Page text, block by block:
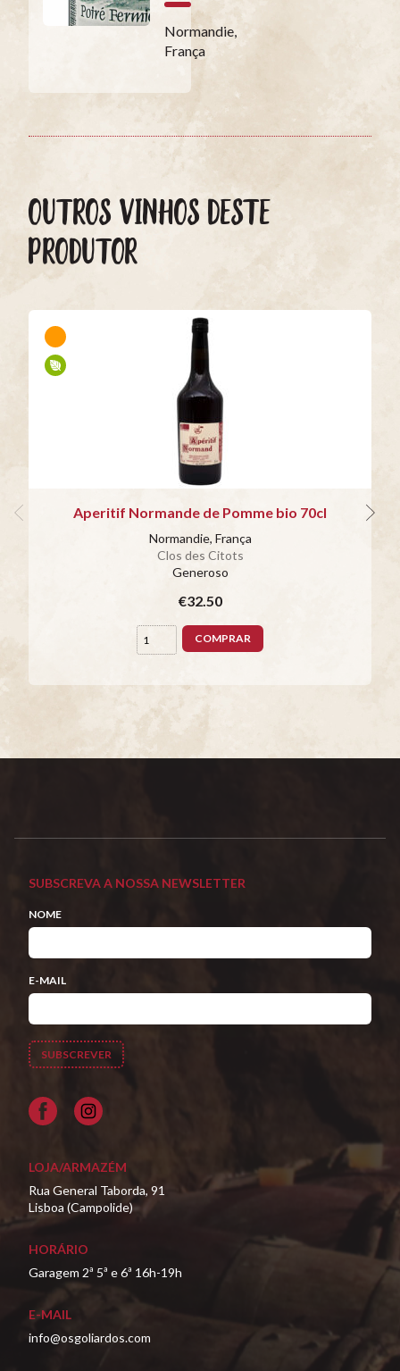
Normandie,
França
OUTROS VINHOS DESTE
PRODUTOR
Aperitif Normande de Pomme bio 70cl
Normandie, França
Clos des Citots
Generoso
€32.50
COMPRAR
SUBSCREVA A NOSSA NEWSLETTER
NOME
E-MAIL
Facebook
LOJA/ARMAZÉM
Rua General Taborda, 91
Lisboa (Campolide)
HORÁRIO
Garagem 2ª 5ª e 6ª 16h-19h
E-MAIL
info@osgoliardos.com